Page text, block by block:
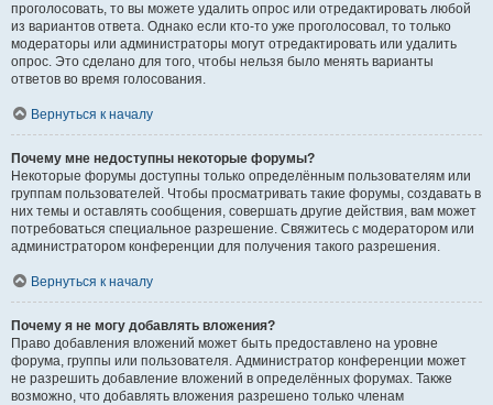
проголосовать, то вы можете удалить опрос или отредактировать любой
из вариантов ответа. Однако если кто-то уже проголосовал, то только
модераторы или администраторы могут отредактировать или удалить
опрос. Это сделано для того, чтобы нельзя было менять варианты
ответов во время голосования.
Вернуться к началу
Почему мне недоступны некоторые форумы?
Некоторые форумы доступны только определённым пользователям или
группам пользователей. Чтобы просматривать такие форумы, создавать в
них темы и оставлять сообщения, совершать другие действия, вам может
потребоваться специальное разрешение. Свяжитесь с модератором или
администратором конференции для получения такого разрешения.
Вернуться к началу
Почему я не могу добавлять вложения?
Право добавления вложений может быть предоставлено на уровне
форума, группы или пользователя. Администратор конференции может
не разрешить добавление вложений в определённых форумах. Также
возможно, что добавлять вложения разрешено только членам